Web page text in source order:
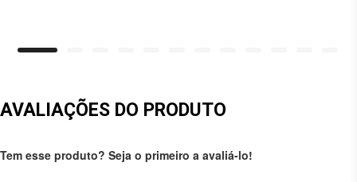
AVALIAÇÕES DO PRODUTO
Tem esse produto? Seja o primeiro a avaliá-lo!